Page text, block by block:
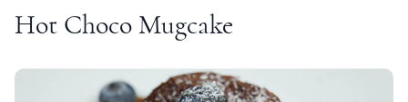
Hot Choco Mugcake